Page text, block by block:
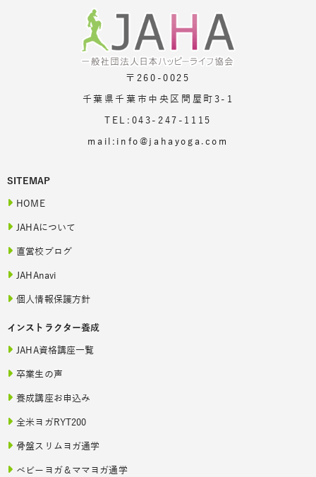
〒260-0025
千葉県千葉市中央区問屋町3-1
TEL:043-247-1115
mail:info@jahayoga.com
SITEMAP
HOME
JAHAについて
直営校ブログ
JAHAnavi
個人情報保護方針
インストラクター養成
JAHA資格講座一覧
卒業生の声
養成講座お申込み
全米ヨガRYT200
骨盤スリムヨガ通学
ベビーヨガ＆ママヨガ通学